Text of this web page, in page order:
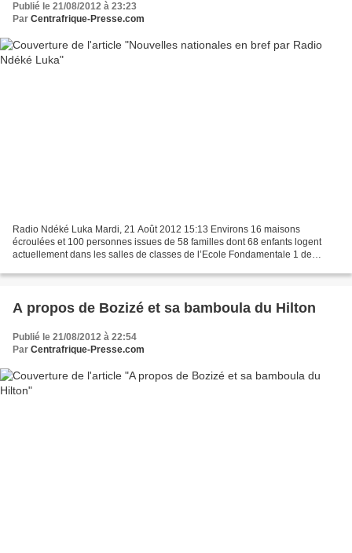
Publié le 21/08/2012 à 23:23
Par Centrafrique-Presse.com
Radio Ndéké Luka Mardi, 21 Août 2012 15:13 Environs 16 maisons
écroulées et 100 personnes issues de 58 familles dont 68 enfants logent
actuellement dans les salles de classes de l’Ecole Fondamentale 1 de
A propos de Bozizé et sa bamboula du Hilton
Publié le 21/08/2012 à 22:54
Par Centrafrique-Presse.com